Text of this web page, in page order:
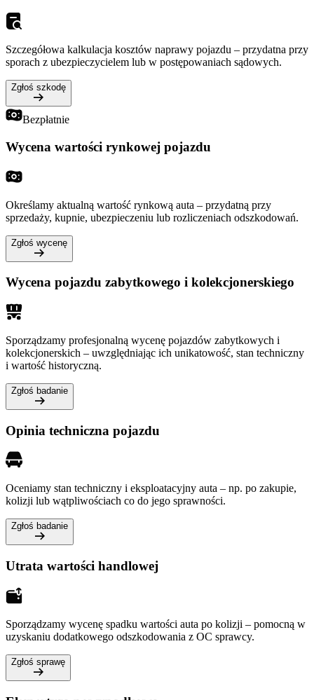
Szczegółowa kalkulacja kosztów naprawy pojazdu – przydatna przy
sporach z ubezpieczycielem lub w postępowaniach sądowych.
Zgłoś szkodę
Bezpłatnie
Wycena wartości rynkowej pojazdu
Określamy aktualną wartość rynkową auta – przydatną przy
sprzedaży, kupnie, ubezpieczeniu lub rozliczeniach odszkodowań.
Zgłoś wycenę
Wycena pojazdu zabytkowego i kolekcjonerskiego
Sporządzamy profesjonalną wycenę pojazdów zabytkowych i
kolekcjonerskich – uwzględniając ich unikatowość, stan techniczny
i wartość historyczną.
Zgłoś badanie
Opinia techniczna pojazdu
Oceniamy stan techniczny i eksploatacyjny auta – np. po zakupie,
kolizji lub wątpliwościach co do jego sprawności.
Zgłoś badanie
Utrata wartości handlowej
Sporządzamy wycenę spadku wartości auta po kolizji – pomocną w
uzyskaniu dodatkowego odszkodowania z OC sprawcy.
Zgłoś sprawę